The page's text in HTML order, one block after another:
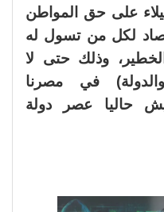
على حق المواطن
لكل من تسول له
وذلك حتى لا
في مصرنا
حاليا عصر دولة